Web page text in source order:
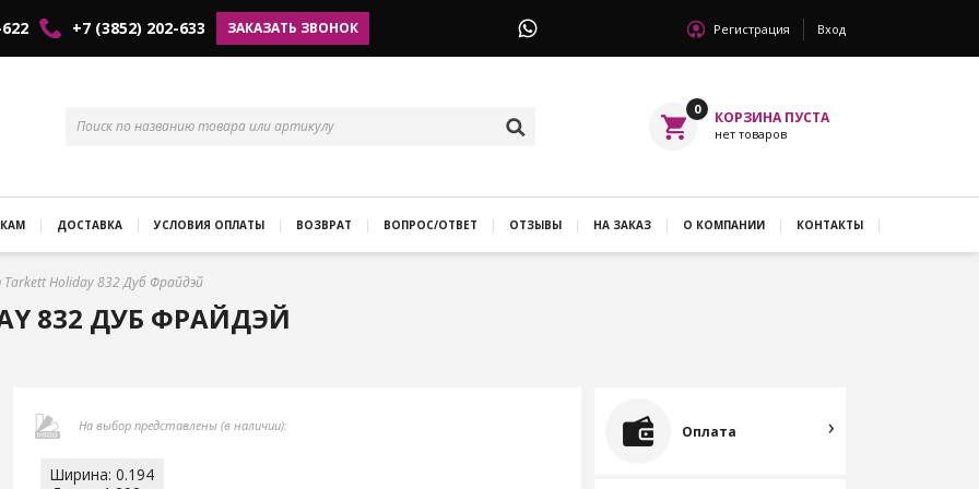
+7 (3852) 202-633 ЗАКАЗАТЬ ЗВОНОК Регистрация Вход
0
ДОСТАВКА УСЛОВИЯ ОПЛАТЫ ВОЗВРАТ ВОПРОС/ОТВЕТ ОТЗЫВЫ НА ЗАКАЗ О КОМПАНИИ КОНТАКТЫ
Holiday 832 Дуб Фрайдэй
832 ДУБ ФРАЙДЭЙ
На выбор представлены (в наличии):
Ширина: 0.194
Оплата